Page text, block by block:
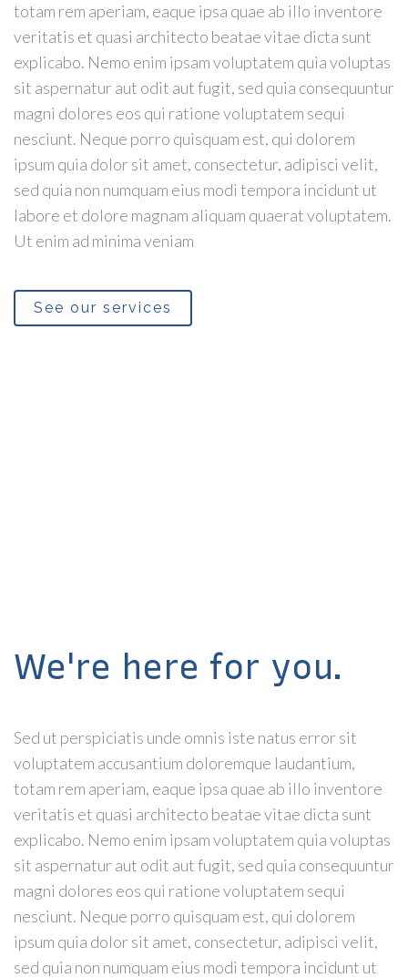
totam rem aperiam, eaque ipsa quae ab illo inventore
veritatis et quasi architecto beatae vitae dicta sunt
explicabo. Nemo enim ipsam voluptatem quia voluptas
sit aspernatur aut odit aut fugit, sed quia consequuntur
magni dolores eos qui ratione voluptatem sequi
nesciunt. Neque porro quisquam est, qui dolorem
ipsum quia dolor sit amet, consectetur, adipisci velit,
sed quia non numquam eius modi tempora incidunt ut
labore et dolore magnam aliquam quaerat voluptatem.
Ut enim ad minima veniam
See our services
We're here for you.
Sed ut perspiciatis unde omnis iste natus error sit
voluptatem accusantium doloremque laudantium,
totam rem aperiam, eaque ipsa quae ab illo inventore
veritatis et quasi architecto beatae vitae dicta sunt
explicabo. Nemo enim ipsam voluptatem quia voluptas
sit aspernatur aut odit aut fugit, sed quia consequuntur
magni dolores eos qui ratione voluptatem sequi
nesciunt. Neque porro quisquam est, qui dolorem
ipsum quia dolor sit amet, consectetur, adipisci velit,
sed quia non numquam eius modi tempora incidunt ut